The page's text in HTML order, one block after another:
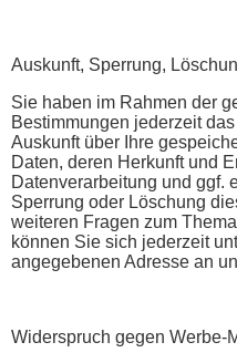
Auskunft, Sperrung,
Sie haben im Rahmen der
Bestimmungen jederzeit
Auskunft über Ihre
Daten, deren Herkunft und
Datenverarbeitung und ggf.
Sperrung oder Löschung
weiteren Fragen zum
können Sie sich jederzeit
angegebenen Adresse an
Widerspruch gegen Werbe-